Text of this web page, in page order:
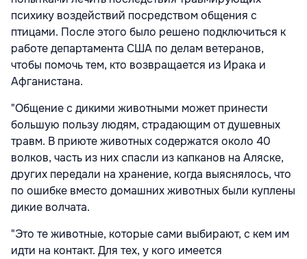
психику воздействий посредством общения с
птицами. После этого было решено подключиться к
работе департамента США по делам ветеранов,
чтобы помочь тем, кто возвращается из Ирака и
Афганистана.
"Общение с дикими животными может принести
большую пользу людям, страдающим от душевных
травм. В приюте животных содержатся около 40
волков, часть из них спасли из капканов на Аляске,
других передали на хранение, когда выяснялось, что
по ошибке вместо домашних животных были куплены
дикие волчата.
"Это те животные, которые сами выбирают, с кем им
идти на контакт. Для тех, у кого имеется